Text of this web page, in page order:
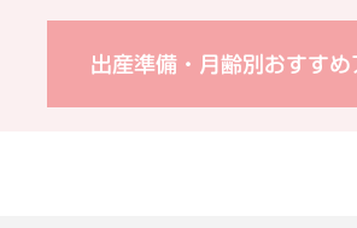
出産準備・月齢別おすすめ